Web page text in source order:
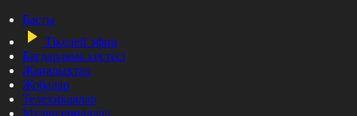
Басты
Тікелей эфир
Бағдарлама кестесі
Жаңалықтар
Жобалар
Телехикаялар
Мультсериалдар